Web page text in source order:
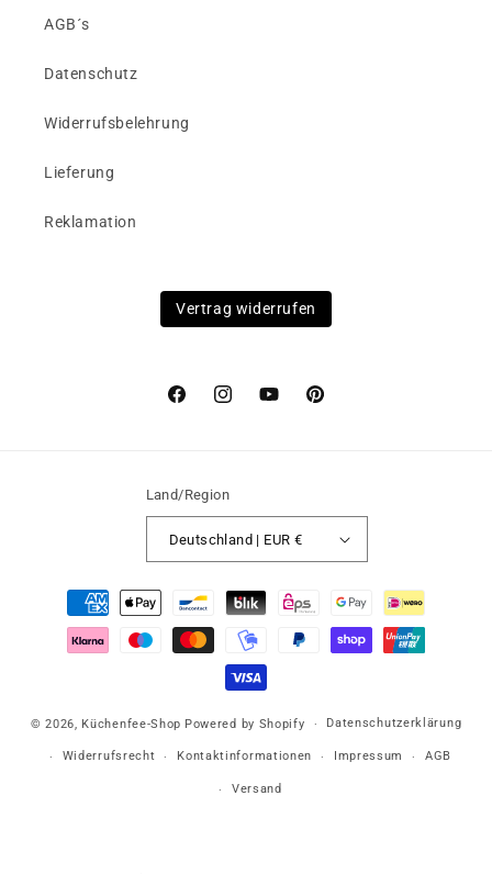
AGB´s
Datenschutz
Widerrufsbelehrung
Lieferung
Reklamation
Vertrag widerrufen
FacebookInstagramYouTubePinterest
Land/Region
Deutschland | EUR €
Zahlungsmethoden
© 2026, Küchenfee-Shop Powered by Shopify Datenschutzerklärung
Widerrufsrecht Kontaktinformationen Impressum AGB
Versand